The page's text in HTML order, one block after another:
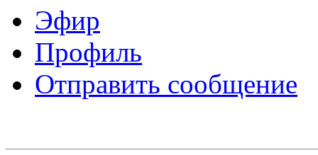
Эфир
Профиль
Отправить сообщение